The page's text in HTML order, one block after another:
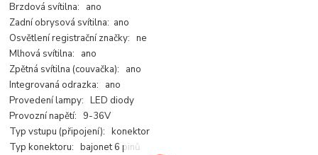
Brzdová svítilna: ano
Zadní obrysová svítilna: ano
Osvětlení registrační značky: ne
Mlhová svítilna: ano
Zpětná svítilna (couvačka): ano
Integrovaná odrazka: ano
Provedení lampy: LED diody
Provozní napětí: 9-36V
Typ vstupu (připojení): konektor
Typ konektoru: bajonet 6 pinů